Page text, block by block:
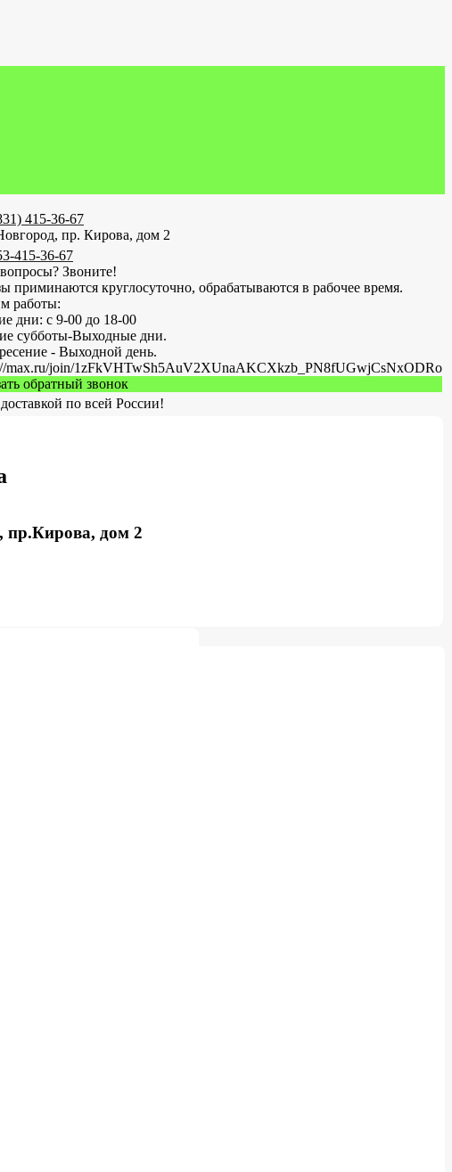
415-36-67
пр. Кирова, дом 2
415-36-67
Звоните!
приминаются круглосуточно, обрабатываются в рабочее время.
работы:
дни: с 9-00 до 18-00
субботы-Выходные дни.
- Выходной день.
max.ru/join/1zFkVHTwSh5AuV2XUnaAKCXkzb_PN8fUGwjCsNxODRo
обратный звонок
по всей России!
дом 2